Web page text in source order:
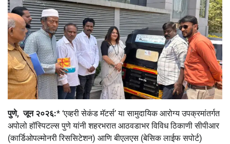
पुणे, जून २०२६:* ‘एव्हरी सेकंड मॅटर्स’ या सामुदायिक आरोग्य उपक्रमांतर्गत
अपोलो हॉस्पिटल्स पुणे यांनी शहरभरात आठवडाभर विविध ठिकाणी सीपीआर
(कार्डिओपल्मोनरी रिससिटेशन) आणि बीएलएस (बेसिक लाईफ सपोर्ट)